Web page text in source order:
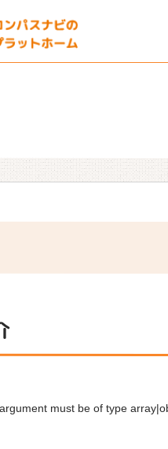
must be of type